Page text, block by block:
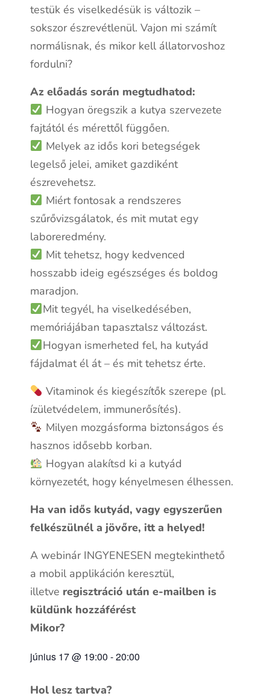
testük és viselkedésük is változik –
sokszor észrevétlenül. Vajon mi számít
normálisnak, és mikor kell állatorvoshoz
fordulni?
Az előadás során megtudhatod:
Hogyan öregszik a kutya szervezete
fajtától és mérettől függően.
Melyek az idős kori betegségek
legelső jelei, amiket gazdiként
észrevehetsz.
Miért fontosak a rendszeres
szűrővizsgálatok, és mit mutat egy
laboreredmény.
Mit tehetsz, hogy kedvenced
hosszabb ideig egészséges és boldog
maradjon.
Mit tegyél, ha viselkedésében,
memóriájában tapasztalsz változást.
Hogyan ismerheted fel, ha kutyád
fájdalmat él át – és mit tehetsz érte.
Vitaminok és kiegészítők szerepe (pl.
ízületvédelem, immunerősítés).
Milyen mozgásforma biztonságos és
hasznos idősebb korban.
Hogyan alakítsd ki a kutyád
környezetét, hogy kényelmesen élhessen.
Ha van idős kutyád, vagy egyszerűen
felkészülnél a jövőre, itt a helyed!
A webinár INGYENESEN megtekinthető
a mobil applikáción keresztül,
illetve regisztráció után e-mailben is
küldünk hozzáférést
Mikor?
június 17@ 19:00 -20:00
Hol lesz tartva?